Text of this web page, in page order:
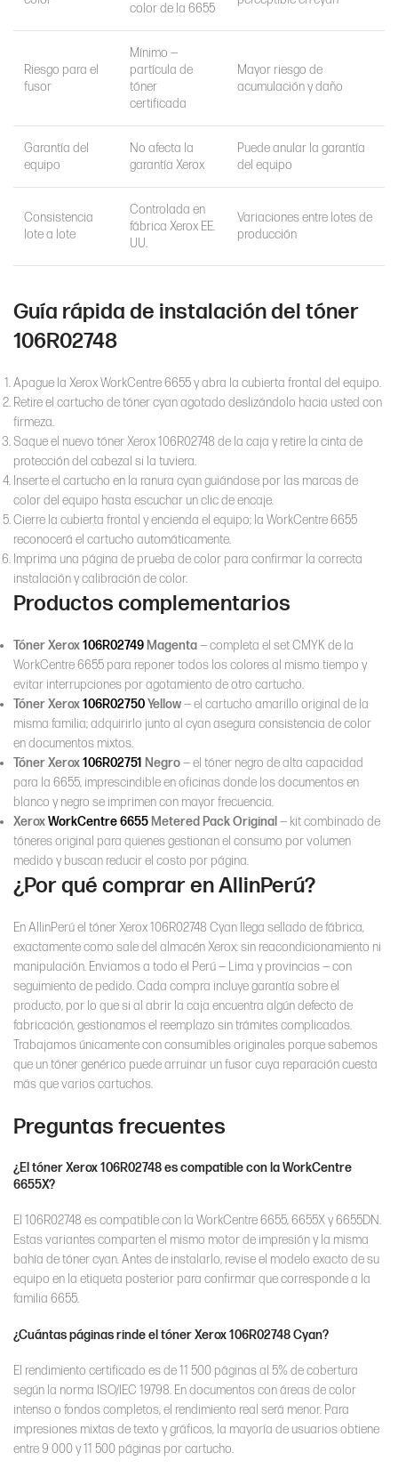
color de la 6655
Riesgo para el
fusor
Mínimo —
partícula de
tóner
certificada
Mayor riesgo de
acumulación y daño
Garantía del
equipo
No afecta la
garantía Xerox
Puede anular la garantía
del equipo
Consistencia
lote a lote
Controlada en
fábrica Xerox EE.
UU.
Variaciones entre lotes de
producción
Guía rápida de instalación del tóner
106R02748
Apague la Xerox WorkCentre 6655 y abra la cubierta frontal del equipo.
Retire el cartucho de tóner cyan agotado deslizándolo hacia usted con
firmeza.
Saque el nuevo tóner Xerox 106R02748 de la caja y retire la cinta de
protección del cabezal si la tuviera.
Inserte el cartucho en la ranura cyan guiándose por las marcas de
color del equipo hasta escuchar un clic de encaje.
Cierre la cubierta frontal y encienda el equipo; la WorkCentre 6655
reconocerá el cartucho automáticamente.
Imprima una página de prueba de color para confirmar la correcta
instalación y calibración de color.
Productos complementarios
Tóner Xerox106R02749 Magenta— completa el set CMYK de la
WorkCentre 6655 para reponer todos los colores al mismo tiempo y
evitar interrupciones por agotamiento de otro cartucho.
Tóner Xerox106R02750Yellow— el cartucho amarillo original de la
misma familia; adquirirlo junto al cyan asegura consistencia de color
en documentos mixtos.
Tóner Xerox106R02751 Negro— el tóner negro de alta capacidad
para la 6655, imprescindible en oficinas donde los documentos en
blanco y negro se imprimen con mayor frecuencia.
XeroxWorkCentre 6655 Metered Pack Original — kit combinado de
tóneres original para quienes gestionan el consumo por volumen
medido y buscan reducir el costo por página.
¿Por qué comprar en AllinPerú?
En AllinPerú el tóner Xerox 106R02748 Cyan llega sellado de fábrica,
exactamente como sale del almacén Xerox: sin reacondicionamiento ni
manipulación. Enviamos a todo el Perú — Lima y provincias — con
seguimiento de pedido. Cada compra incluye garantía sobre el
producto, por lo que si al abrir la caja encuentra algún defecto de
fabricación, gestionamos el reemplazo sin trámites complicados.
Trabajamos únicamente con consumibles originales porque sabemos
que un tóner genérico puede arruinar un fusor cuya reparación cuesta
más que varios cartuchos.
Preguntas frecuentes
¿El tóner Xerox 106R02748 es compatible con la WorkCentre
6655X?
El 106R02748 es compatible con la WorkCentre 6655, 6655X y 6655DN.
Estas variantes comparten el mismo motor de impresión y la misma
bahía de tóner cyan. Antes de instalarlo, revise el modelo exacto de su
equipo en la etiqueta posterior para confirmar que corresponde a la
familia 6655.
¿Cuántas páginas rinde el tóner Xerox 106R02748 Cyan?
El rendimiento certificado es de 11 500 páginas al 5% de cobertura
según la norma ISO/IEC 19798. En documentos con áreas de color
intenso o fondos completos, el rendimiento real será menor. Para
impresiones mixtas de texto y gráficos, la mayoría de usuarios obtiene
entre 9 000 y 11 500 páginas por cartucho.